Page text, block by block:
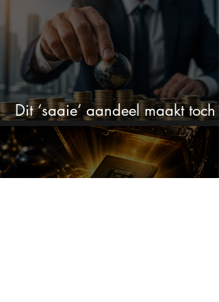
Dit ‘saaie’ aandeel maakt toch
bizar veel winst